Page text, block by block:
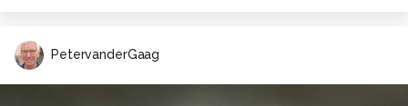
PetervanderGaag